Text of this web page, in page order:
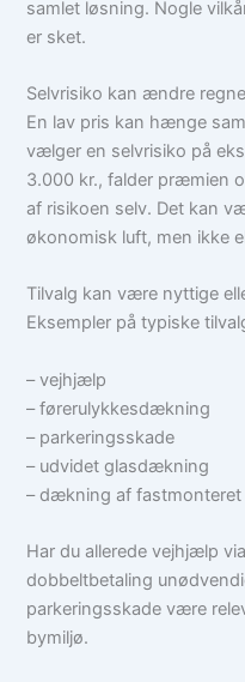
samlet løsning. Nogle
er sket.
Selvrisiko kan ændre
En lav pris kan hænge
vælger en selvrisiko på
3.000 kr., falder præmien
af risikoen selv. Det kan
økonomisk luft, men ikke
Tilvalg kan være nyttige
Eksempler på typiske
– vejhjælp
– førerulykkesdækning
– parkeringsskade
– udvidet glasdækning
– dækning af
Har du allerede vejhjælp
dobbeltbetaling
parkeringsskade være
bymiljø.